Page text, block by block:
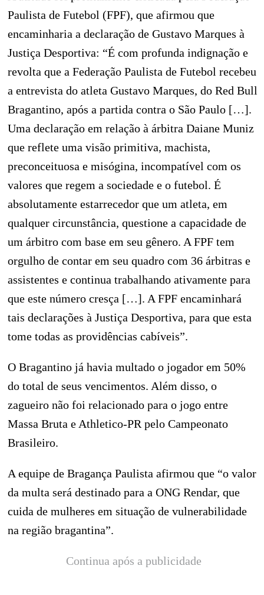
Paulista de Futebol (FPF), que afirmou que
encaminharia a declaração de Gustavo Marques à
Justiça Desportiva: “É com profunda indignação e
revolta que a Federação Paulista de Futebol recebeu
a entrevista do atleta Gustavo Marques, do Red Bull
Bragantino, após a partida contra o São Paulo […].
Uma declaração em relação à árbitra Daiane Muniz
que reflete uma visão primitiva, machista,
preconceituosa e misógina, incompatível com os
valores que regem a sociedade e o futebol. É
absolutamente estarrecedor que um atleta, em
qualquer circunstância, questione a capacidade de
um árbitro com base em seu gênero. A FPF tem
orgulho de contar em seu quadro com 36 árbitras e
assistentes e continua trabalhando ativamente para
que este número cresça […]. A FPF encaminhará
tais declarações à Justiça Desportiva, para que esta
tome todas as providências cabíveis”.
O Bragantino já havia multado o jogador em 50%
do total de seus vencimentos. Além disso, o
zagueiro não foi relacionado para o jogo entre
Massa Bruta e Athletico-PR pelo Campeonato
Brasileiro.
A equipe de Bragança Paulista afirmou que “o valor
da multa será destinado para a ONG Rendar, que
cuida de mulheres em situação de vulnerabilidade
na região bragantina”.
Continua após a publicidade